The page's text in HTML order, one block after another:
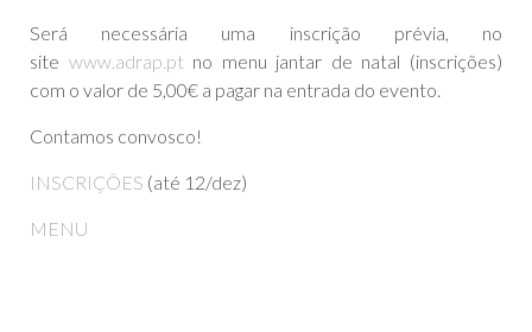
Será necessária uma inscrição prévia, no
site www.adrap.pt no menu jantar de natal (inscrições)
com o valor de 5,00€ a pagar na entrada do evento.
Contamos convosco!
INSCRIÇÕES (até 12/dez)
MENU